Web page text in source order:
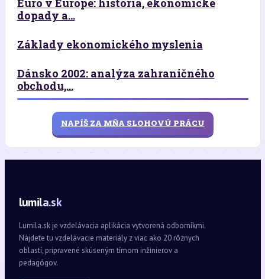
Euro v Európe: história, ekonomické
dopady a...
Základy ekonomického myslenia
Dánsko 2002: analýza zahraničného
obchodu,...
NAPÍŠ ZA MŇA SLOHOVÚ PRÁCU
lumila.sk
Lumila.sk je vzdelávacia aplikácia vytvorená odborníkmi.
Nájdete tu vzdelávacie materiály z viac ako 20 rôznych
oblastí, pripravené skúseným tímom inžinierov a
pedagógov.